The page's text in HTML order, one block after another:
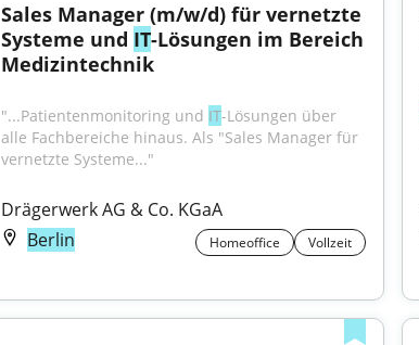
Sales Manager (m/w/d) für vernetzte
Systeme und IT-Lösungen im Bereich
Medizintechnik
"...Patientenmonitoring und IT-Lösungen über
alle Fachbereiche hinaus. Als "Sales Manager für
vernetzte Systeme..."
Drägerwerk AG & Co. KGaA
Berlin
Homeoffice Vollzeit